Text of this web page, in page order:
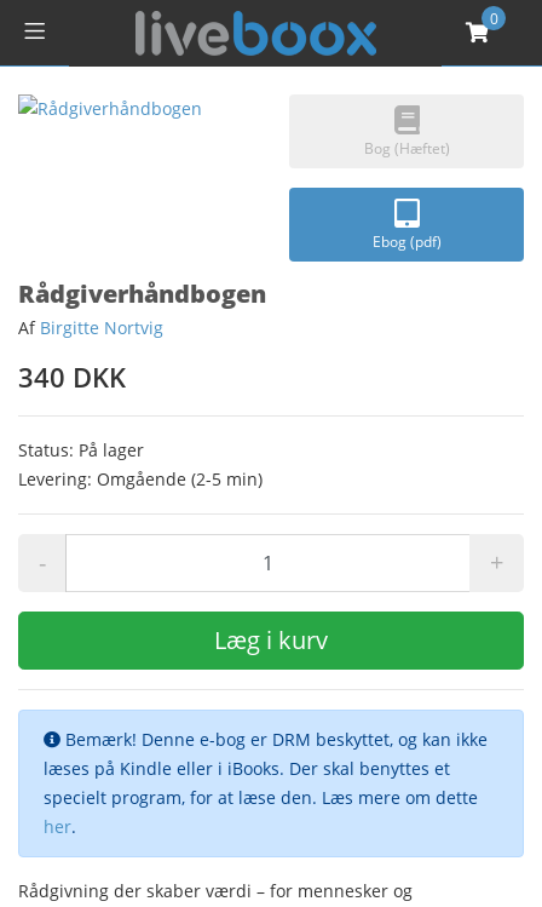
0
Bog (Hæftet)
Ebog (pdf)
Rådgiverhåndbogen
Af Birgitte Nortvig
340 DKK
Status: På lager
Levering: Omgående (2-5 min)
- +
Læg i kurv
Bemærk! Denne e-bog er DRM beskyttet, og kan ikke
læses på Kindle eller i iBooks. Der skal benyttes et
specielt program, for at læse den. Læs mere om dette
her.
Rådgivning der skaber værdi – for mennesker og